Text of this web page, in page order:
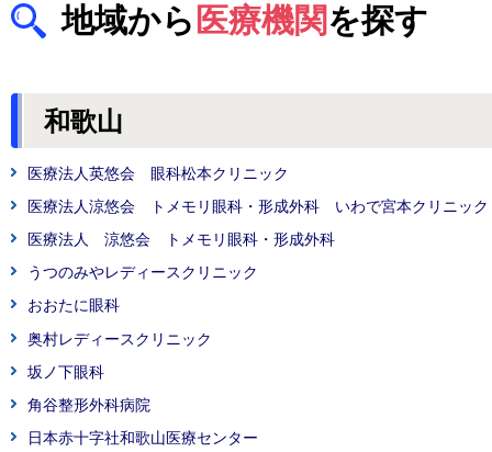
地域から 医療機関を探す
和歌山
医療法人英悠会 眼科松本クリニック
医療法人涼悠会 トメモリ眼科・形成外科 いわで宮本クリニック
医療法人 涼悠会 トメモリ眼科・形成外科
うつのみやレディースクリニック
おおたに眼科
奥村レディースクリニック
坂ノ下眼科
角谷整形外科病院
日本赤十字社和歌山医療センター